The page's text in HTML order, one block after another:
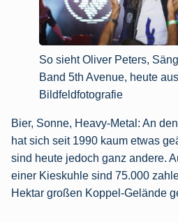
So sieht Oliver Peters,
Band 5th Avenue, heute
Bildfeldfotografie
Bier, Sonne, Heavy-Metal: An
hat sich seit 1990 kaum etwas
sind heute jedoch ganz andere.
einer Kieskuhle sind 75.000
Hektar großen Koppel-Gelände